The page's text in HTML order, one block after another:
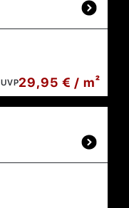
UVP29,95 € / m²